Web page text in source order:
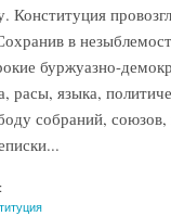
Конституция
в
буржуазно-
расы, языка,
собраний,